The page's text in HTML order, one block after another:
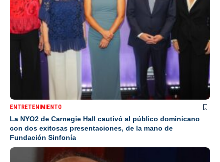
ENTRETENIMIENTO
La NYO2 de Carnegie Hall cautivó al público dominicano
con dos exitosas presentaciones, de la mano de
Fundación Sinfonía